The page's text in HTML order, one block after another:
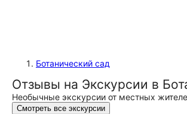
Ботанический сад
Отзывы на Экскурсии в
Необычные экскурсии от местных
Смотреть все экскурсии